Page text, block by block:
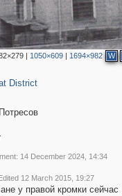
| 1050×609 | 1694×982 W
District
14 December 2024, 14:34
12 March 2015, 19:27
у правой кромки сейчас